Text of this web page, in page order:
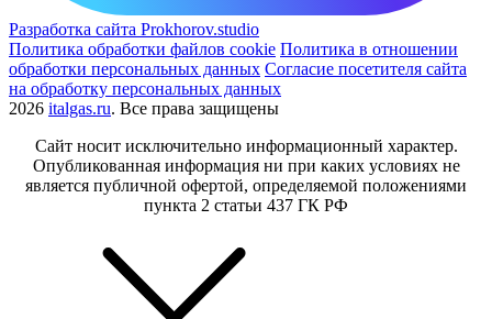
Разработка сайта Prokhorov.studio
Политика обработки файлов cookie Политика в отношении
обработки персональных данных Согласие посетителя сайта
на обработку персональных данных
2026 italgas.ru. Все права защищены
Сайт носит исключительно информационный характер.
Опубликованная информация ни при каких условиях не
является публичной офертой, определяемой положениями
пункта 2 статьи 437 ГК РФ